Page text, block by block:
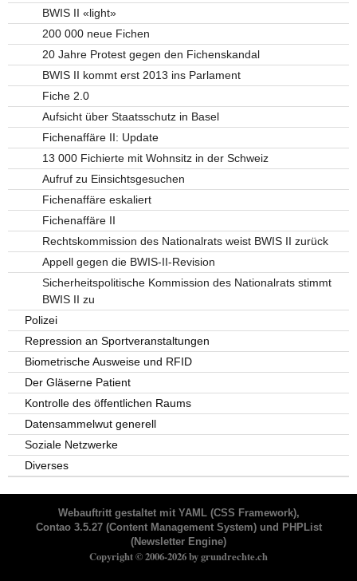
BWIS II «light»
200 000 neue Fichen
20 Jahre Protest gegen den Fichenskandal
BWIS II kommt erst 2013 ins Parlament
Fiche 2.0
Aufsicht über Staatsschutz in Basel
Fichenaffäre II: Update
13 000 Fichierte mit Wohnsitz in der Schweiz
Aufruf zu Einsichtsgesuchen
Fichenaffäre eskaliert
Fichenaffäre II
Rechtskommission des Nationalrats weist BWIS II zurück
Appell gegen die BWIS-II-Revision
Sicherheitspolitische Kommission des Nationalrats stimmt
BWIS II zu
Polizei
Repression an Sportveranstaltungen
Biometrische Ausweise und RFID
Der Gläserne Patient
Kontrolle des öffentlichen Raums
Datensammelwut generell
Soziale Netzwerke
Diverses
Webauftritt gestaltet mit YAML(CSS Framework),
Contao 3.5.27(Content Management System) und PHPList
(Newsletter Engine)
Copyright © 2006-2026 by grundrechte.ch